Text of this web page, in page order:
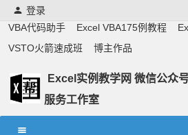
登录
VBA代码助手
Excel VBA175例教程
VSTO火箭速成班
博主作品
Excel实例教学网 微信公众
服务工作室